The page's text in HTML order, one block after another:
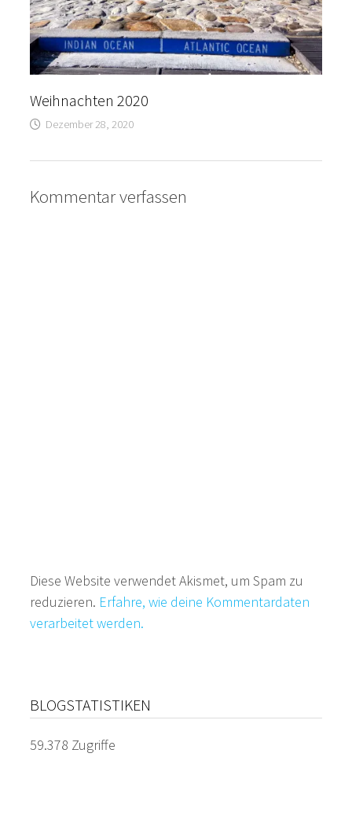
Weihnachten 2020
Dezember 28, 2020
Kommentar verfassen
Diese Website verwendet Akismet, um Spam zu
reduzieren. Erfahre, wie deine Kommentardaten
verarbeitet werden.
BLOGSTATISTIKEN
59.378 Zugriffe